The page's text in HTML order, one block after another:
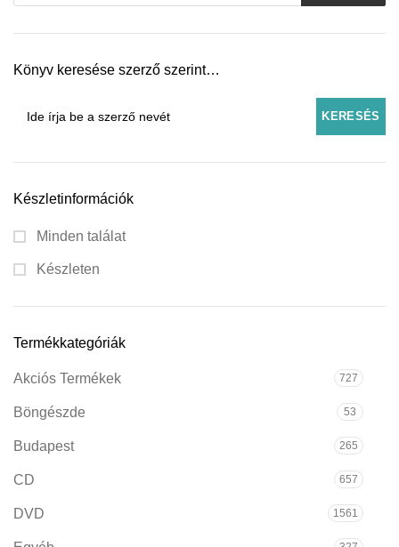
Könyv keresése szerző szerint…
Készletinformációk
Minden találat
Készleten
Termékkategóriák
Akciós Termékek 727
Böngészde 53
Budapest 265
CD 657
DVD 1561